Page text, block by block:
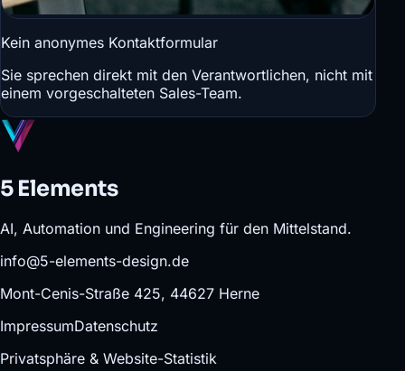
Kein anonymes Kontaktformular
Sie sprechen direkt mit den Verantwortlichen, nicht mit
einem vorgeschalteten Sales-Team.
5 Elements
AI, Automation und Engineering für den Mittelstand.
info@5-elements-design.de
Mont-Cenis-Straße 425, 44627 Herne
ImpressumDatenschutz
Privatsphäre & Website-Statistik